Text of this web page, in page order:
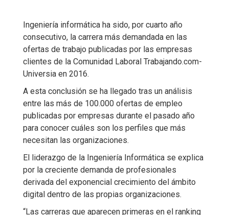
Ingeniería informática ha sido, por cuarto año
consecutivo, la carrera más demandada en las
ofertas de trabajo publicadas por las empresas
clientes de la Comunidad Laboral Trabajando.com-
Universia en 2016.
A esta conclusión se ha llegado tras un análisis
entre las más de 100.000 ofertas de empleo
publicadas por empresas durante el pasado año
para conocer cuáles son los perfiles que más
necesitan las organizaciones.
El liderazgo de la Ingeniería Informática se explica
por la creciente demanda de profesionales
derivada del exponencial crecimiento del ámbito
digital dentro de las propias organizaciones.
“Las carreras que aparecen primeras en el ranking